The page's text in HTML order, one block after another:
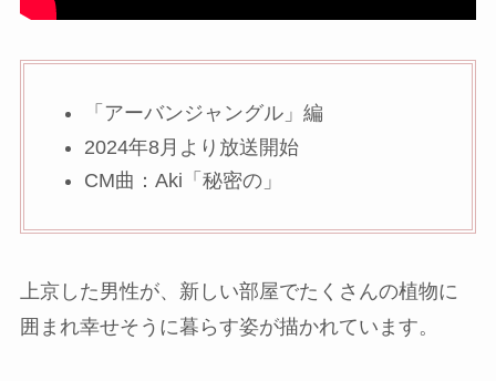
「アーバンジャングル」編
2024年8月より放送開始
CM曲：Aki「秘密の」
上京した男性が、新しい部屋でたくさんの植物に
囲まれ幸せそうに暮らす姿が描かれています。